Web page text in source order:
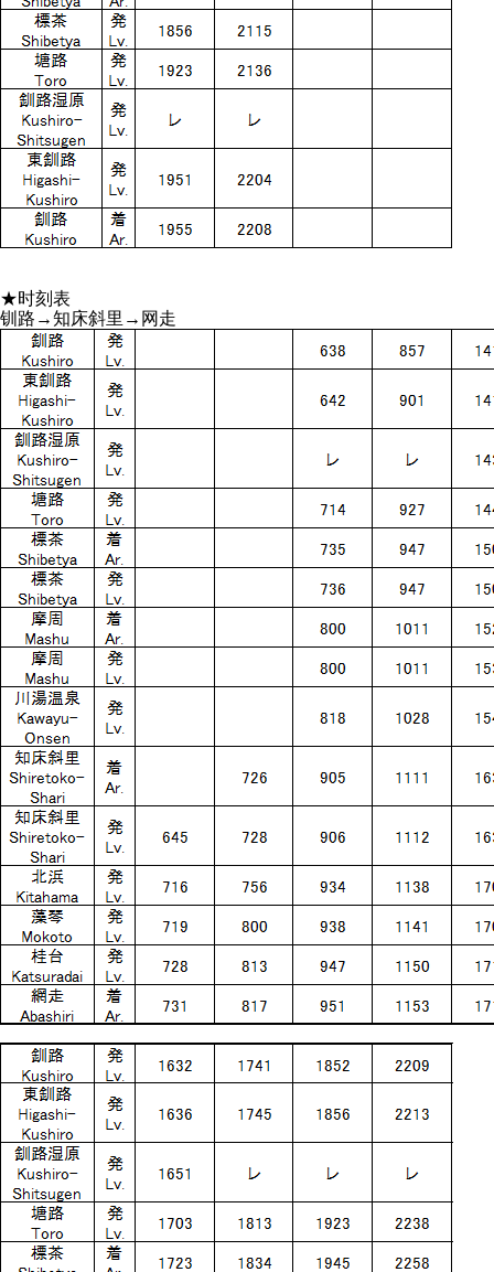
★时刻表
钏路→知床斜里→网走